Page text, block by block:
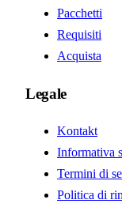
Pacchetti
Requisiti
Acquista
Legale
Kontakt
Informativa
Termini di
Politica di